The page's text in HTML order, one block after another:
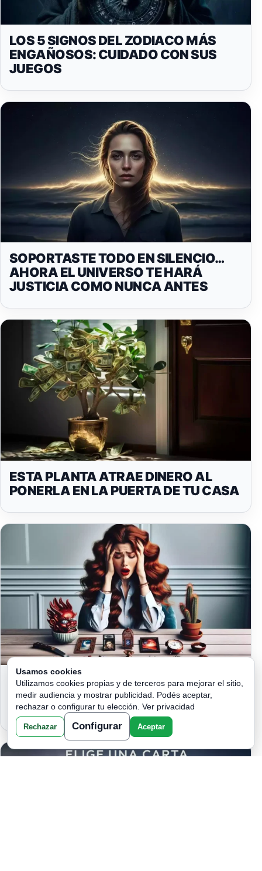
LOS 5 SIGNOS DEL ZODIACO MÁS
ENGAÑOSOS: CUIDADO CON SUS
JUEGOS
SOPORTASTE TODO EN SILENCIO…
AHORA EL UNIVERSO TE HARÁ
JUSTICIA COMO NUNCA ANTES
ESTA PLANTA ATRAE DINERO AL
PONERLA EN LA PUERTA DE TU CASA
SACA DE TU HOGAR ESTAS 6 COSAS
QUE TE ESTÁN DANDO MALA
SUERTE!
Usamos cookies
Utilizamos cookies propias y de terceros para mejorar el sitio,
medir audiencia y mostrar publicidad. Podés aceptar,
rechazar o configurar tu elección. Ver privacidad
Rechazar Configurar Aceptar